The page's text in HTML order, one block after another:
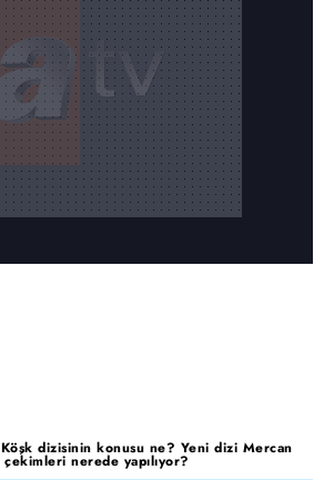
dizisinin konusu ne? Yeni dizi Mercan
nerede yapılıyor?